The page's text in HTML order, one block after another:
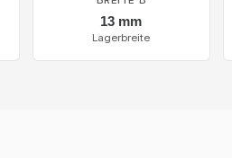
13 mm
Lagerbreite